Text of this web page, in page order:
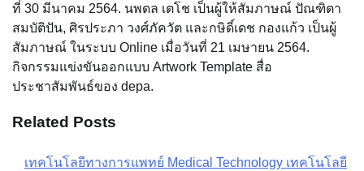
ที่ 30 มีนาคม 2564. นพดล เตโช เป็นผู้ให้สัมภาษณ์ ปัณฑิตา
สมบัติปัน, ศิรประภา วงศ์ภัควัต และกษิดิ์เดช กองแก้ว เป็นผู้
สัมภาษณ์ ในระบบ Online เมื่อวันที่ 21 เมษายน 2564.
กิจกรรมแข่งขันออกแบบ Artwork Template สื่อ
ประชาสัมพันธ์ของ depa.
Related Posts
เทคโนโลยีทางการแพทย์ Medical Technology เทคโนโลยี